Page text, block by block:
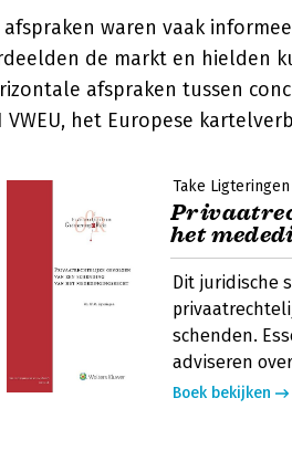
afspraken waren vaak
de markt en hielden
afspraken tussen
VWEU, het Europese
Take Ligteringen
het
Dit juridische
schenden.
adviseren
Boek bekijken